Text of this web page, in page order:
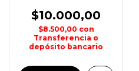
WATERDOG
$10.000,00
$8.500,00 con
Transferencia o
depósito bancario